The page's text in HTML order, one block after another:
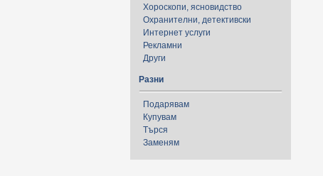
Хороскопи, ясновидство
Охранителни, детективски
Интернет услуги
Рекламни
Други
Разни
Подарявам
Купувам
Търся
Заменям